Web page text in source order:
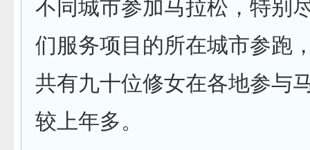
不同城市参加马拉松，特别
们服务项目的所在城市参跑
共有九十位修女在各地参与
较上年多。